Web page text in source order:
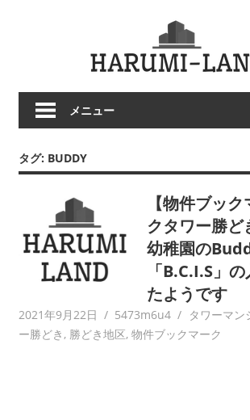
メニュー
タグ: BUDDY
【物件ブッ
クタワー勝ど
幼稚園の
「B.C.I.S」
たようです
2021年9月22日 5473m6u4 タワーマン
ー勝どき , 勝どき地区, 物件ブックマーク